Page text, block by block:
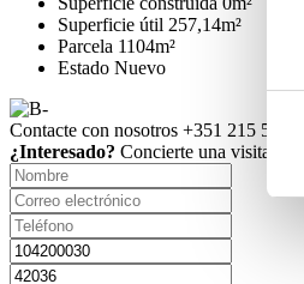
Superficie útil 257,14m²
Parcela 1104m²
Estado Nuevo
Contacte con nosotros +351 215 552
¿Interesado? Concierte una visita o